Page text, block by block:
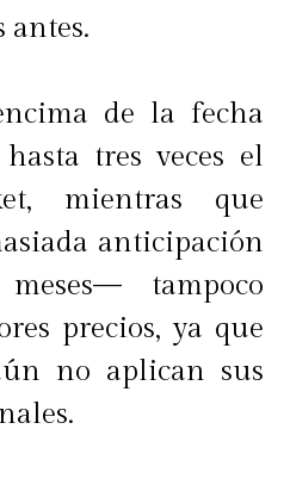
antes.
de la fecha
tres veces el
mientras que
anticipación
tampoco
precios, ya que
no aplican sus